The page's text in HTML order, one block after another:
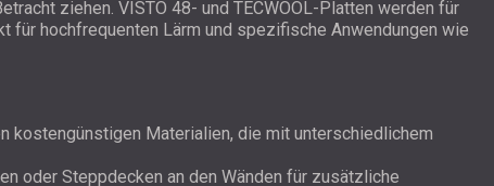
ziehen. VISTO 48- und TECWOOL-Platten werden für
für hochfrequenten Lärm und spezifische Anwendungen wie
kostengünstigen Materialien, die mit unterschiedlichem
oder Steppdecken an den Wänden für zusätzliche